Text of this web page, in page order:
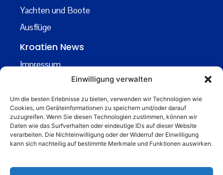
Einwilligung verwalten
Um die besten Erlebnisse zu bieten, verwenden wir Technologien wie
Cookies, um Geräteinformationen zu speichern und/oder darauf
zuzugreifen. Wenn Sie diesen Technologien zustimmen, können wir
Daten wie das Surfverhalten oder eindeutige IDs auf dieser Website
verarbeiten. Die Nichteinwilligung oder der Widerruf der Einwilligung
kann sich nachteilig auf bestimmte Merkmale und Funktionen auswirken.
Yachten und Boote
Ausflüge
Kroatien News
Impressum
Kontakt
Über uns
Business